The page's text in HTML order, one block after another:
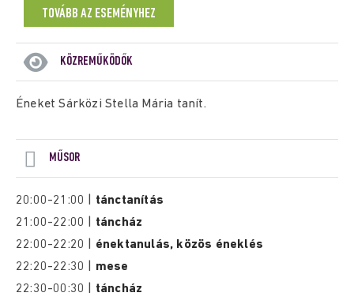
TOVÁBB AZ ESEMÉNYHEZ
KÖZREMŰKÖDŐK
Éneket Sárközi Stella Mária tanít.
MŰSOR
20:00-21:00 | tánctanítás
21:00-22:00 | táncház
22:00-22:20 | énektanulás, közös éneklés
22:20-22:30 | mese
22:30-00:30 | táncház